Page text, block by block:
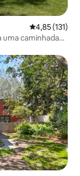
4,85 de uma
4,85 (131)
uma caminhada